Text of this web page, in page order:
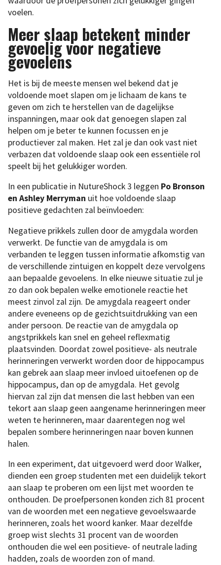
voelen.
Meer slaap betekent minder
gevoelig voor negatieve
gevoelens
Het is bij de meeste mensen wel bekend dat je
voldoende moet slapen om je lichaam de kans te
geven om zich te herstellen van de dagelijkse
inspanningen, maar ook dat genoegen slapen zal
helpen om je beter te kunnen focussen en je
productiever zal maken. Het zal je dan ook vast niet
verbazen dat voldoende slaap ook een essentiële rol
speelt bij het gelukkiger worden.
In een publicatie in NutureShock 3 leggen Po Bronson
en Ashley Merryman uit hoe voldoende slaap
positieve gedachten zal beïnvloeden:
Negatieve prikkels zullen door de amygdala worden
verwerkt. De functie van de amygdala is om
verbanden te leggen tussen informatie afkomstig van
de verschillende zintuigen en koppelt deze vervolgens
aan bepaalde gevoelens. In elke nieuwe situatie zul je
zo dan ook bepalen welke emotionele reactie het
meest zinvol zal zijn. De amygdala reageert onder
andere eveneens op de gezichtsuitdrukking van een
ander persoon. De reactie van de amygdala op
angstprikkels kan snel en geheel reflexmatig
plaatsvinden. Doordat zowel positieve- als neutrale
herinneringen verwerkt worden door de hippocampus
kan gebrek aan slaap meer invloed uitoefenen op de
hippocampus, dan op de amygdala. Het gevolg
hiervan zal zijn dat mensen die last hebben van een
tekort aan slaap geen aangename herinneringen meer
weten te herinneren, maar daarentegen nog wel
bepalen sombere herinneringen naar boven kunnen
halen.
In een experiment, dat uitgevoerd werd door Walker,
dienden een groep studenten met een duidelijk tekort
aan slaap te proberen om een ​​lijst met woorden te
onthouden. De proefpersonen konden zich 81 procent
van de woorden met een negatieve gevoelswaarde
herinneren, zoals het woord kanker. Maar dezelfde
groep wist slechts 31 procent van de woorden
onthouden die wel een positieve- of neutrale lading
hadden, zoals de woorden zon of mand.